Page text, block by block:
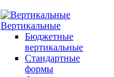
Вертикальные
Бюджетные
вертикальные
Стандартные
формы